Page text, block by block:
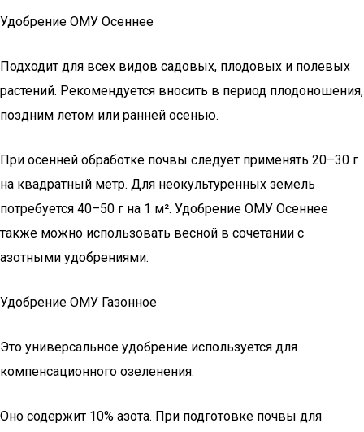
Удобрение ОМУ Осеннее
Подходит для всех видов садовых, плодовых и полевых
растений. Рекомендуется вносить в период плодоношения,
поздним летом или ранней осенью.
При осенней обработке почвы следует применять 20–30 г
на квадратный метр. Для неокультуренных земель
потребуется 40–50 г на 1 м². Удобрение ОМУ Осеннее
также можно использовать весной в сочетании с
азотными удобрениями.
Удобрение ОМУ Газонное
Это универсальное удобрение используется для
компенсационного озеленения.
Оно содержит 10% азота. При подготовке почвы для